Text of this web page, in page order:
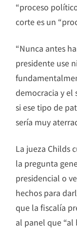
“proceso
corte es un
“Nunca antes
presidente use
democracia y el
si ese tipo de
sería muy
La jueza Childs
la pregunta
presidencial o
hechos para
que la fiscalía
al panel que “al